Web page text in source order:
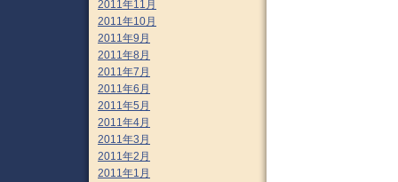
2011年11月
2011年10月
2011年9月
2011年8月
2011年7月
2011年6月
2011年5月
2011年4月
2011年3月
2011年2月
2011年1月